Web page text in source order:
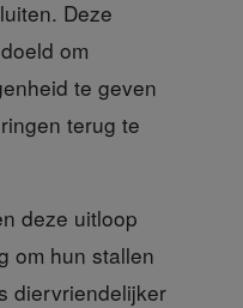
Deze
om
te geven
terug te
deze uitloop
om hun stallen
diervriendelijker